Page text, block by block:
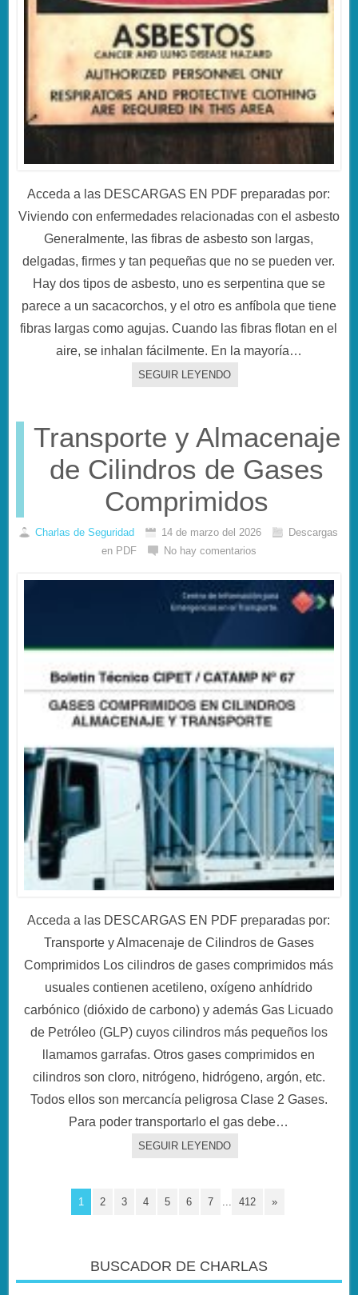
Acceda a las DESCARGAS EN PDF preparadas por:
Viviendo con enfermedades relacionadas con el asbesto
Generalmente, las fibras de asbesto son largas,
delgadas, firmes y tan pequeñas que no se pueden ver.
Hay dos tipos de asbesto, uno es serpentina que se
parece a un sacacorchos, y el otro es anfíbola que tiene
fibras largas como agujas. Cuando las fibras flotan en el
aire, se inhalan fácilmente. En la mayoría…
SEGUIR LEYENDO
Transporte y Almacenaje
de Cilindros de Gases
Comprimidos
Charlas de Seguridad 14 de marzo del 2026
Descargas
en PDF
No hay comentarios
Acceda a las DESCARGAS EN PDF preparadas por:
Transporte y Almacenaje de Cilindros de Gases
Comprimidos Los cilindros de gases comprimidos más
usuales contienen acetileno, oxígeno anhídrido
carbónico (dióxido de carbono) y además Gas Licuado
de Petróleo (GLP) cuyos cilindros más pequeños los
llamamos garrafas. Otros gases comprimidos en
cilindros son cloro, nitrógeno, hidrógeno, argón, etc.
Todos ellos son mercancía peligrosa Clase 2 Gases.
Para poder transportarlo el gas debe…
SEGUIR LEYENDO
1 2 3 4 5 6 7 412 »
BUSCADOR DE CHARLAS